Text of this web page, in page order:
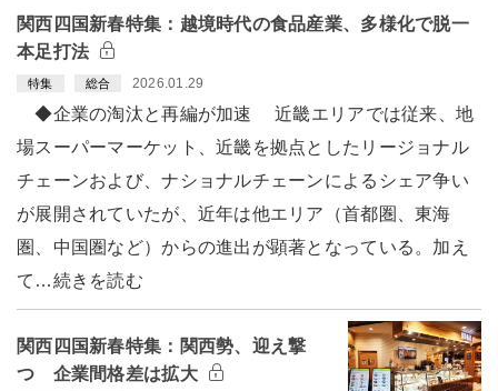
関西四国新春特集：越境時代の食品産業、多様化で脱一
本足打法
特集 総合 2026.01.29
◆企業の淘汰と再編が加速 近畿エリアでは従来、地
場スーパーマーケット、近畿を拠点としたリージョナル
チェーンおよび、ナショナルチェーンによるシェア争い
が展開されていたが、近年は他エリア（首都圏、東海
圏、中国圏など）からの進出が顕著となっている。加え
て…続きを読む
関西四国新春特集：関西勢、迎え撃
つ 企業間格差は拡大